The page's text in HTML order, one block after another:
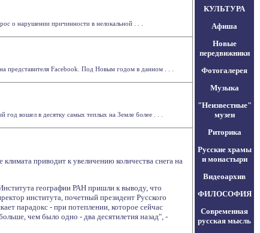
о нарушении причинности в нелокальной . . .
представителя Facebook. Под Новым годом в данном . . .
вошел в десятку самых теплых на Земле более . . .
приводит к увеличению количества снега на
географии РАН пришли к выводу, что
института, почетный президент Русского
парадокс - при потеплении, которое сейчас
чем было одно - два десятилетия назад", -
КУЛЬТУРА
Афиша
Новые
передвижники
Фотогалерея
Музыка
"Неизвестные"
музеи
Риторика
Русские храмы
и монастыри
Видеоархив
ФИЛОСОФИЯ
Современная
русская мысль